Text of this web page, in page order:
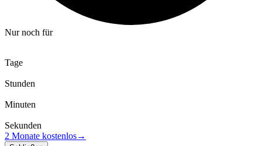
Nur noch für
Tage
Stunden
Minuten
Sekunden
2 Monate kostenlos→